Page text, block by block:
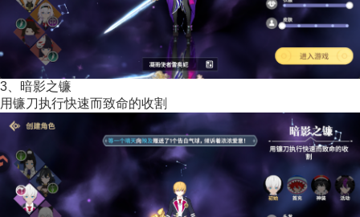
3、暗影之镰
用镰刀执行快速而致命的收割